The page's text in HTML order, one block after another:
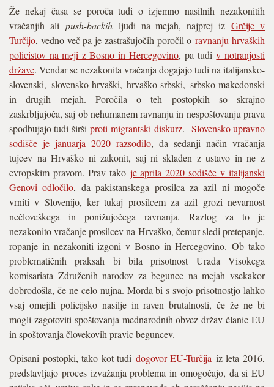
Že nekaj časa se poroča tudi o izjemno nasilnih nezakonitih
vračanjih ali push-backihljudi na mejah, najprej izGrčije v
Turčijo, vedno več pa je zastrašujočih poročil oravnanju hrvaških
policistov na meji z Bosno in Hercegovino, pa tudiv notranjosti
države. Vendar se nezakonita vračanja dogajajo tudi na italijansko-
slovenski, slovensko-hrvaški, hrvaško-srbski, srbsko-makedonski
in drugih mejah. Poročila o teh postopkih so skrajno
zaskrbljujoča, saj ob nehumanem ravnanju in nespoštovanju prava
spodbujajo tudi širšiproti-migrantski diskurz. Slovensko upravno
sodišče je januarja 2020 razsodilo, da sedanji način vračanja
tujcev na Hrvaško ni zakonit, saj ni skladen z ustavo in ne z
evropskim pravom. Prav tako je aprila 2020 sodišče v italijanski
Genovi odločilo, da pakistanskega prosilca za azil ni mogoče
vrniti v Slovenijo, ker tukaj prosilcem za azil grozi nevarnost
nečloveškega in ponižujočega ravnanja. Razlog za to je
nezakonito vračanje prosilcev na Hrvaško, čemur sledi pretepanje,
ropanje in nezakoniti izgoni v Bosno in Hercegovino. Ob tako
problematičnih praksah bi bila prisotnost Urada Visokega
komisariata Združenih narodov za begunce na mejah vsekakor
dobrodošla, če ne celo nujna. Morda bi s svojo prisotnostjo lahko
vsaj omejili policijsko nasilje in raven brutalnosti, če že ne bi
mogli zagotoviti spoštovanja mednarodnih obvez držav članic EU
in spoštovanja človekovih pravic beguncev.
Opisani postopki, tako kot tudi dogovor EU-Turčija iz leta 2016,
predstavljajo proces izvažanja problema in omogočajo, da si EU